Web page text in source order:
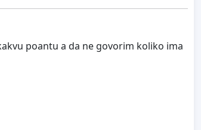
poantu a da ne govorim koliko ima